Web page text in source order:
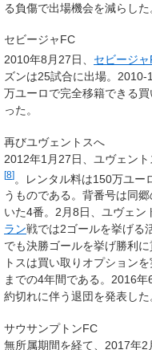
る負傷で出場機会を減らした
セビージャFC
2010年8月27日、 セビージ
ズンは25試合に出場。
万ユーロで完全移籍できる
った。
再びユヴェントスへ
2012年1月27日、ユヴェン
[8]。レンタル料は150万ユー
うものである。背番号は同郷
いた4番。2月8日、ユヴェン
ラン戦では2ゴールを挙げる
でも決勝ゴールを挙げ勝利
トスは買い取りオプション
までの4年間である。2016
約切れに伴う退団を発表した
サウサンプトンFC
無所属期間を経て、2017年2